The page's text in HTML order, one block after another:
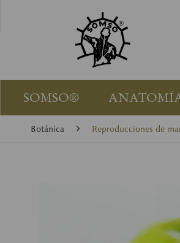
SOMSO®
Botánica Reproducciones de